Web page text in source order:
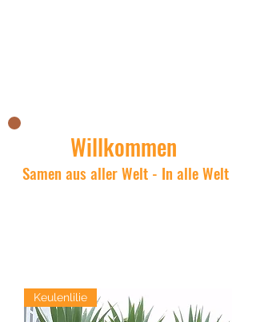
Willkommen
Samen aus aller Welt - In alle Welt
Keulenlilie